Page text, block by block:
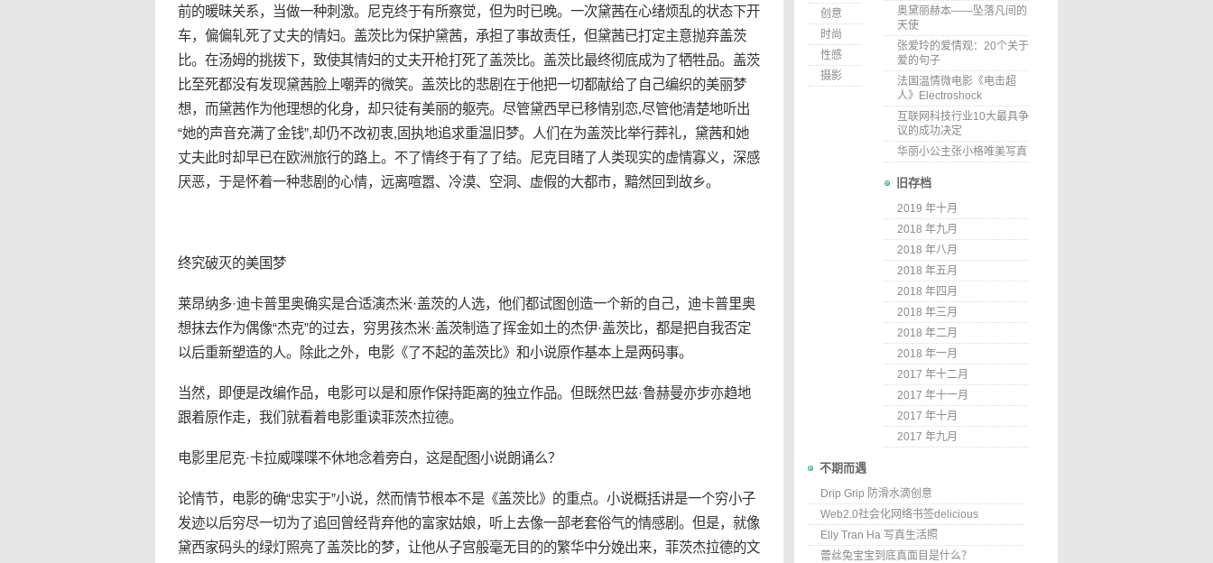
前的暖昧关系，当做一种刺激。尼克终于有所察觉，但为时已晚。一次黛茜在心绪烦乱的状态下开
车，偏偏轧死了丈夫的情妇。盖茨比为保护黛茜，承担了事故责任，但黛茜已打定主意抛弃盖茨
比。在汤姆的挑拨下，致使其情妇的丈夫开枪打死了盖茨比。盖茨比最终彻底成为了牺牲品。盖茨
比至死都没有发现黛茜脸上嘲弄的微笑。盖茨比的悲剧在于他把一切都献给了自己编织的美丽梦
想，而黛茜作为他理想的化身，却只徒有美丽的躯壳。尽管黛西早已移情别恋,尽管他清楚地听出
“她的声音充满了金钱”,却仍不改初衷,固执地追求重温旧梦。人们在为盖茨比举行葬礼，黛茜和她
丈夫此时却早已在欧洲旅行的路上。不了情终于有了了结。尼克目睹了人类现实的虚情寡义，深感
厌恶，于是怀着一种悲剧的心情，远离喧嚣、冷漠、空洞、虚假的大都市，黯然回到故乡。
终究破灭的美国梦
莱昂纳多·迪卡普里奥确实是合适演杰米·盖茨的人选，他们都试图创造一个新的自己，迪卡普里奥
想抹去作为偶像“杰克”的过去，穷男孩杰米·盖茨制造了挥金如土的杰伊·盖茨比，都是把自我否定
以后重新塑造的人。除此之外，电影《了不起的盖茨比》和小说原作基本上是两码事。
当然，即便是改编作品，电影可以是和原作保持距离的独立作品。但既然巴兹·鲁赫曼亦步亦趋地
跟着原作走，我们就看着电影重读菲茨杰拉德。
电影里尼克·卡拉威喋喋不休地念着旁白，这是配图小说朗诵么？
论情节，电影的确“忠实于”小说，然而情节根本不是《盖茨比》的重点。小说概括讲是一个穷小子
发迹以后穷尽一切为了追回曾经背弃他的富家姑娘，听上去像一部老套俗气的情感剧。但是，就像
黛西家码头的绿灯照亮了盖茨比的梦，让他从子宫般毫无目的的繁华中分娩出来，菲茨杰拉德的文
创意
时尚
性感
摄影
奥黛丽赫本——坠落凡间的
天使
张爱玲的爱情观：20个关于
爱的句子
法国温情微电影《电击超
人》Electroshock
互联网科技行业10大最具争
议的成功决定
华丽小公主张小格唯美写真
旧存档
2019 年十月
2018 年九月
2018 年八月
2018 年五月
2018 年四月
2018 年三月
2018 年二月
2018 年一月
2017 年十二月
2017 年十一月
2017 年十月
2017 年九月
不期而遇
Drip Grip 防滑水滴创意
Web2.0社会化网络书签delicious
Elly Tran Ha 写真生活照
蕾丝兔宝宝到底真面目是什么？